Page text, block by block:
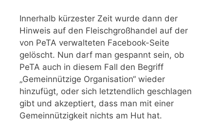
Innerhalb kürzester Zeit wurde dann der
Hinweis auf den Fleischgroßhandel auf der
von PeTA verwalteten Facebook-Seite
gelöscht. Nun darf man gespannt sein, ob
PeTA auch in diesem Fall den Begriff
„Gemeinnützige Organisation“ wieder
hinzufügt, oder sich letztendlich geschlagen
gibt und akzeptiert, dass man mit einer
Gemeinnützigkeit nichts am Hut hat.